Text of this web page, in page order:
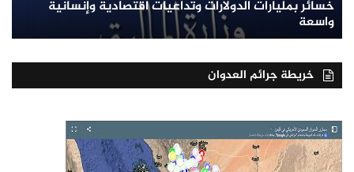
خسائر بمليارات الدولارات وتداعيات اقتصادية وإنسانية
واسعة
خريطة جرائم العدوان